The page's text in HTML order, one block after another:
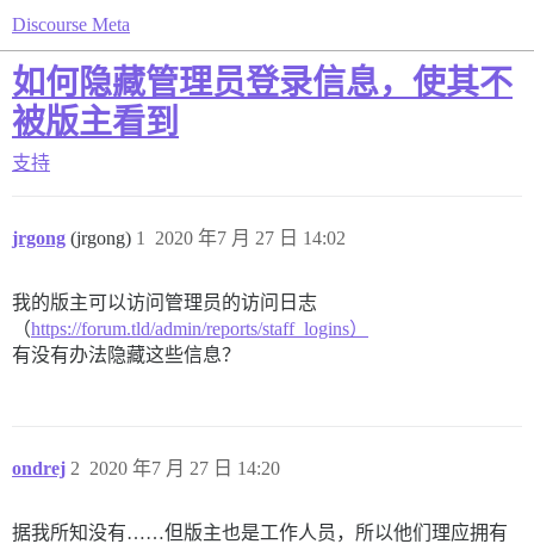
Discourse Meta
如何隐藏管理员登录信息，使其不
被版主看到
支持
jrgong (jrgong) 2020 年7 月 27 日 14:02
1
我的版主可以访问管理员的访问日志
（https://forum.tld/admin/reports/staff_logins）
有没有办法隐藏这些信息？
ondrej 2020 年7 月 27 日 14:20
2
据我所知没有……但版主也是工作人员，所以他们理应拥有